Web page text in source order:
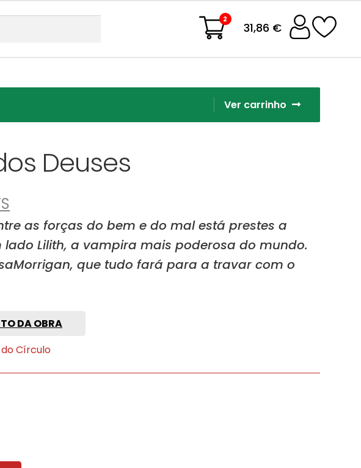
2
31,86 €
Ver carrinho
Deuses
as forças do bem e do mal está prestes a
lado Lilith, a vampira mais poderosa do mundo.
que tudo fará para a travar com o
DA OBRA
Círculo